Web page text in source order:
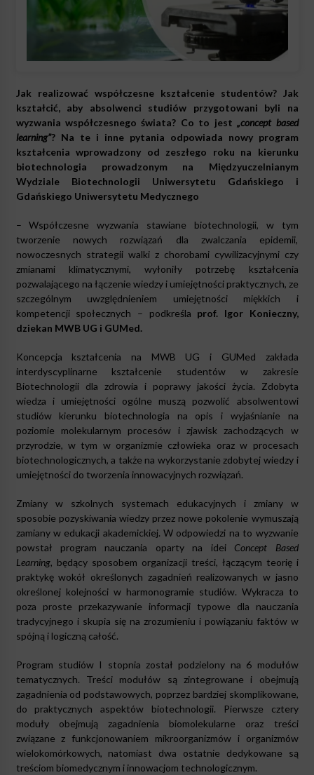
Jak realizować współczesne kształcenie studentów? Jak
kształcić, aby absolwenci studiów przygotowani byli na
wyzwania współczesnego świata? Co to jest„concept based
learning”? Na te i inne pytania odpowiada nowy program
kształcenia wprowadzony od zeszłego roku na kierunku
biotechnologia prowadzonym na Międzyuczelnianym
Wydziale Biotechnologii Uniwersytetu Gdańskiego i
Gdańskiego Uniwersytetu Medycznego
– Współczesne wyzwania stawiane biotechnologii, w tym
tworzenie nowych rozwiązań dla zwalczania epidemii,
nowoczesnych strategii walki z chorobami cywilizacyjnymi czy
zmianami klimatycznymi, wyłoniły potrzebę kształcenia
pozwalającego na łączenie wiedzy i umiejętności praktycznych, ze
szczególnym uwzględnieniem umiejętności miękkich i
kompetencji społecznych – podkreśla prof. Igor Konieczny,
dziekan MWB UG i GUMed.
Koncepcja kształcenia na MWB UG i GUMed zakłada
interdyscyplinarne kształcenie studentów w zakresie
Biotechnologii dla zdrowia i poprawy jakości życia. Zdobyta
wiedza i umiejętności ogólne muszą pozwolić absolwentowi
studiów kierunku biotechnologia na opis i wyjaśnianie na
poziomie molekularnym procesów i zjawisk zachodzących w
przyrodzie, w tym w organizmie człowieka oraz w procesach
biotechnologicznych, a także na wykorzystanie zdobytej wiedzy i
umiejętności do tworzenia innowacyjnych rozwiązań.
Zmiany w szkolnych systemach edukacyjnych i zmiany w
sposobie pozyskiwania wiedzy przez nowe pokolenie wymuszają
zamiany w edukacji akademickiej. W odpowiedzi na to wyzwanie
powstał program nauczania oparty na idei Concept Based
Learning, będący sposobem organizacji treści, łączącym teorię i
praktykę wokół określonych zagadnień realizowanych w jasno
określonej kolejności w harmonogramie studiów. Wykracza to
poza proste przekazywanie informacji typowe dla nauczania
tradycyjnego i skupia się na zrozumieniu i powiązaniu faktów w
spójną i logiczną całość.
Program studiów I stopnia został podzielony na 6 modułów
tematycznych. Treści modułów są zintegrowane i obejmują
zagadnienia od podstawowych, poprzez bardziej skomplikowane,
do praktycznych aspektów biotechnologii. Pierwsze cztery
moduły obejmują zagadnienia biomolekularne oraz treści
związane z funkcjonowaniem mikroorganizmów i organizmów
wielokomórkowych, natomiast dwa ostatnie dedykowane są
treściom biomedycznym i innowacjom technologicznym.